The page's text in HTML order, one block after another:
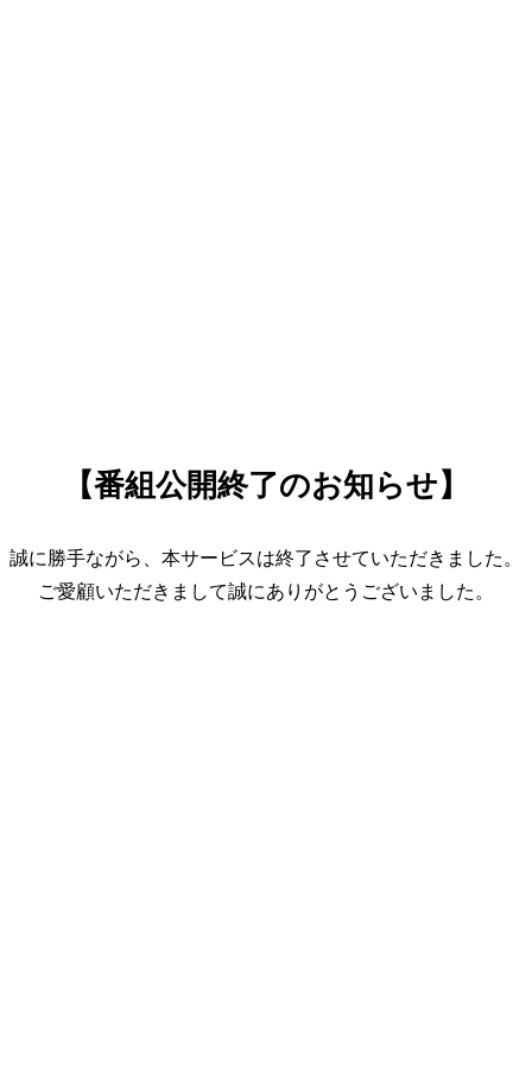
【番組公開終了のお知らせ】
誠に勝手ながら、本サービスは終了させていただきました。
ご愛顧いただきまして誠にありがとうございました。